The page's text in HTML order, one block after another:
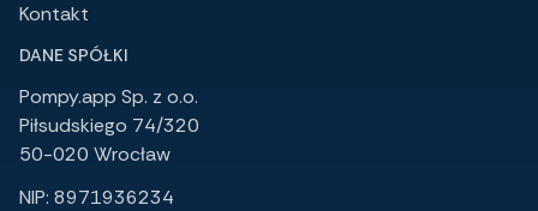
Kontakt
DANE SPÓŁKI
Pompy.app Sp. z o.o.
Piłsudskiego 74/320
50-020 Wrocław
NIP: 8971936234